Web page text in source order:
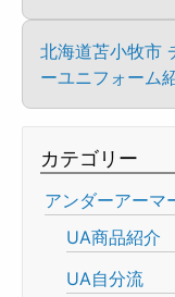
北海道苫小牧市
ーユニフォーム
カテゴリー
アンダーアーマ
UA商品紹介
UA自分流